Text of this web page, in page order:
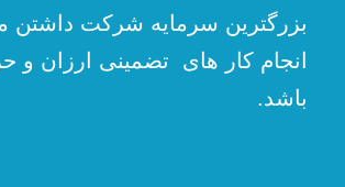
بزرگترین سرمایه شرکت داشتن
انجام کار های تضمینی ارزان و
باشد.